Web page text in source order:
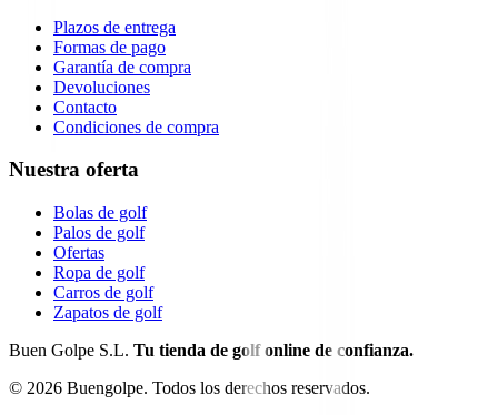
Plazos de entrega
Formas de pago
Garantía de compra
Devoluciones
Contacto
Condiciones de compra
Nuestra oferta
Bolas de golf
Palos de golf
Ofertas
Ropa de golf
Carros de golf
Zapatos de golf
Buen Golpe S.L. Tu tienda de golf online de confianza.
© 2026 Buengolpe. Todos los derechos reservados.